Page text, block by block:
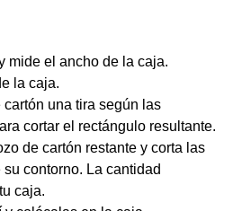
mide el ancho de la caja.
la caja.
una tira según las
cortar el rectángulo resultante.
de cartón restante y corta las
contorno. La cantidad
caja.